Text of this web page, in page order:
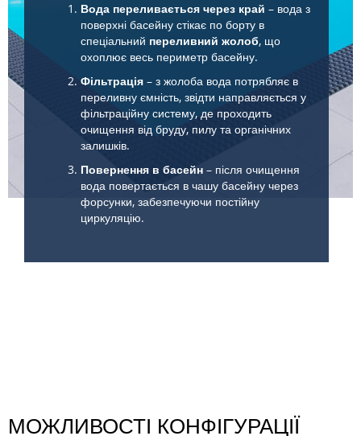
Вода переливається через край – вода з
поверхні басейну стікає по борту в
спеціальний переливний жолоб, що
охоплює весь периметр басейну.
Фільтрація – з жолоба вода потрябляє в
переливну ємність, звідти направляється у
фільтраційну систему, де проходить
очищення від бруду, пилу та органічних
залишків.
Повернення в басейн – після очищення
вода повертається в чашу басейну через
форсунки, забезпечуючи постійну
циркуляцію.
МОЖЛИВОСТІ КОНФІГУРАЦІЇ